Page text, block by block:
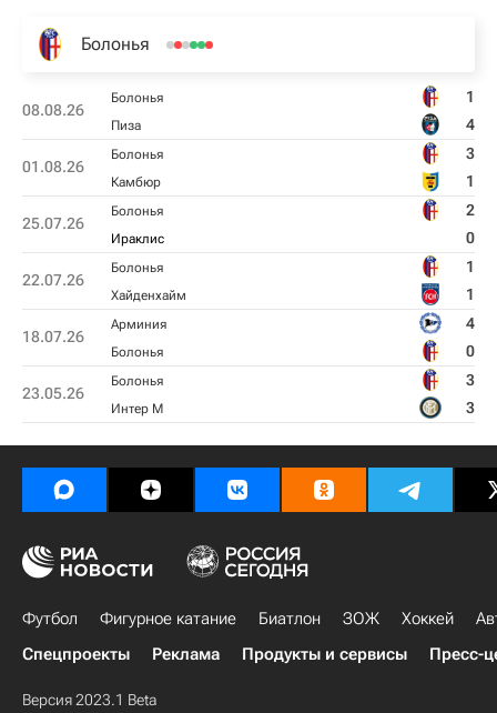
Болонья
08.08.26
Болонья 1
Пиза 4
01.08.26
Болонья 3
Камбюр 1
25.07.26
Болонья 2
Ираклис 0
22.07.26
Болонья 1
Хайденхайм 1
18.07.26
Арминия 4
Болонья 0
23.05.26
Болонья 3
Интер М 3
Футбол Фигурное катание Биатлон ЗОЖ Хоккей
Спецпроекты
Реклама Продукты и сервисы Пресс-
Версия 2023.1 Beta